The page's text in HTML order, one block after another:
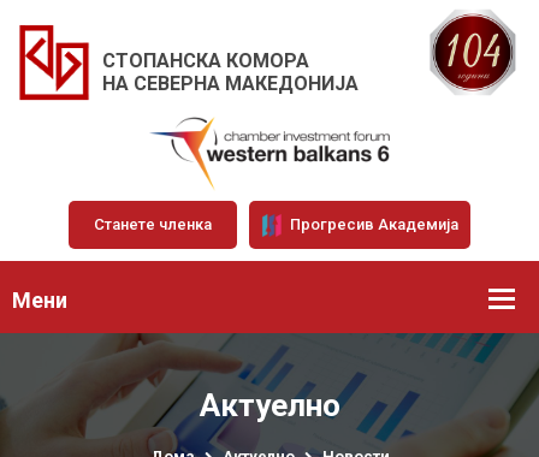
СТОПАНСКА КОМОРА
НА СЕВЕРНА МАКЕДОНИЈА
Станете членка Прогресив Академија
Мени
Актуелно